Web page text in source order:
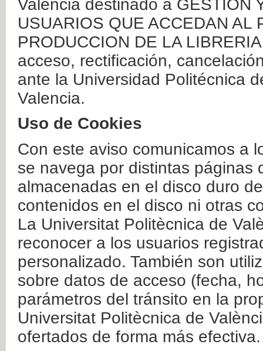
Valencia destinado a GESTION
USUARIOS QUE ACCEDAN AL
PRODUCCION DE LA
acceso, rectificación,
ante la Universidad Politécnica
Valencia.
Uso de Cookies
Con este aviso comunicamos a
se navega por distintas páginas
almacenadas en el disco duro
contenidos en el disco ni otras
La Universitat Politècnica de
reconocer a los usuarios
personalizado. También son
sobre datos de acceso (fecha,
parámetros del tránsito en la
Universitat Politècnica de
ofertados de forma más efectiva.